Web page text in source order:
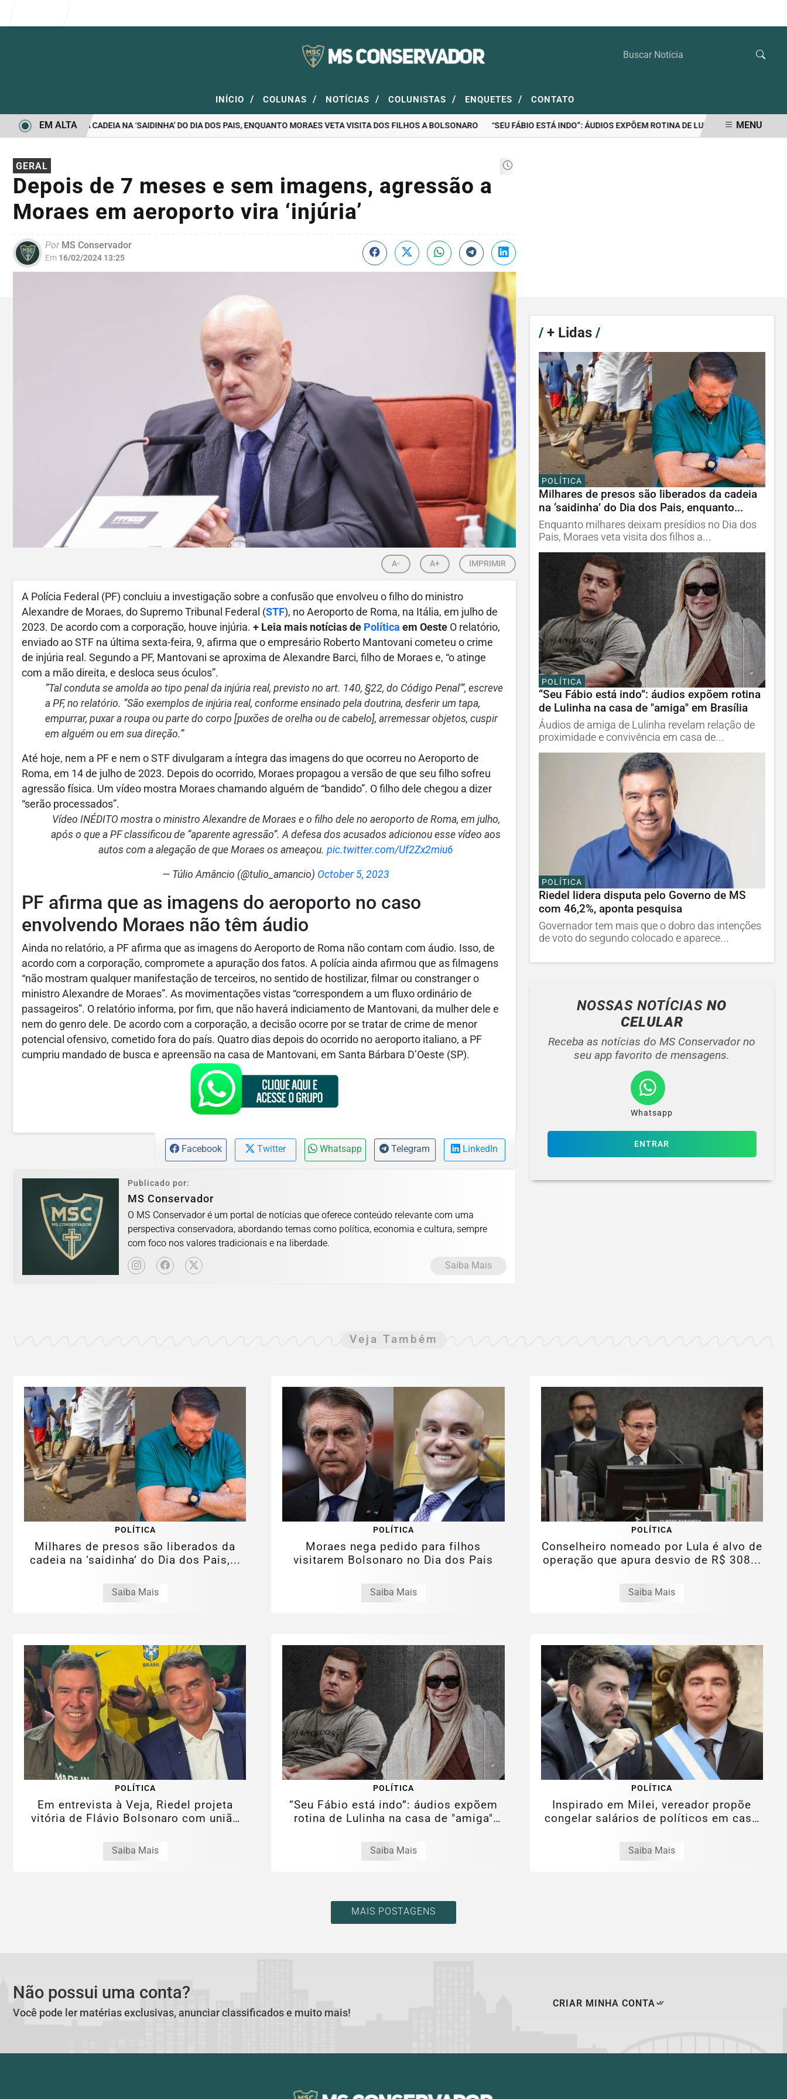
INÍCIO / COLUNAS / NOTÍCIAS / COLUNISTAS / ENQUETES / CONTATO
LIBERADOS DA CADEIA NA ‘SAIDINHA’ DO DIA DOS PAIS, ENQUANTO MORAES VETA VISITA DOS FILHOS A BOLSONARO “SEU FÁBIO ESTÁ INDO”: ÁUDIOS EXPÕEM ROTINA DE LULINHA NA CASA DE
EM ALTA MENU
GERAL
Depois de 7 meses e sem imagens, agressão a
Moraes em aeroporto vira ‘injúria’
PorMS Conservador
Em 16/02/2024 13:25
A- A+ IMPRIMIR
A Polícia Federal (PF) concluiu a investigação sobre a confusão que envolveu o filho do ministro
Alexandre de Moraes, do Supremo Tribunal Federal (STF), no Aeroporto de Roma, na Itália, em julho de
2023. De acordo com a corporação, houve injúria. + Leia mais notícias de Política em Oeste O relatório,
enviado ao STF na última sexta-feira, 9, afirma que o empresário Roberto Mantovani cometeu o crime
de injúria real. Segundo a PF, Mantovani se aproxima de Alexandre Barci, filho de Moraes e, “o atinge
com a mão direita, e desloca seus óculos”.
“Tal conduta se amolda ao tipo penal da injúria real, previsto no art. 140, §22, do Código Penal'”, escreve
a PF, no relatório. “São exemplos de injúria real, conforme ensinado pela doutrina, desferir um tapa,
empurrar, puxar a roupa ou parte do corpo [puxões de orelha ou de cabelo], arremessar objetos, cuspir
em alguém ou em sua direção.”
Até hoje, nem a PF e nem o STF divulgaram a íntegra das imagens do que ocorreu no Aeroporto de
Roma, em 14 de julho de 2023. Depois do ocorrido, Moraes propagou a versão de que seu filho sofreu
agressão física. Um vídeo mostra Moraes chamando alguém de “bandido”. O filho dele chegou a dizer
“serão processados”.
Vídeo INÉDITO mostra o ministro Alexandre de Moraes e o filho dele no aeroporto de Roma, em julho,
após o que a PF classificou de “aparente agressão”. A defesa dos acusados adicionou esse vídeo aos
autos com a alegação de que Moraes os ameaçou.pic.twitter.com/Uf2Zx2miu6
— Túlio Amâncio (@tulio_amancio) October 5, 2023
PF afirma que as imagens do aeroporto no caso
envolvendo Moraes não têm áudio
Ainda no relatório, a PF afirma que as imagens do Aeroporto de Roma não contam com áudio. Isso, de
acordo com a corporação, compromete a apuração dos fatos. A polícia ainda afirmou que as filmagens
“não mostram qualquer manifestação de terceiros, no sentido de hostilizar, filmar ou constranger o
ministro Alexandre de Moraes”. As movimentações vistas “correspondem a um fluxo ordinário de
passageiros”. O relatório informa, por fim, que não haverá indiciamento de Mantovani, da mulher dele e
nem do genro dele. De acordo com a corporação, a decisão ocorre por se tratar de crime de menor
potencial ofensivo, cometido fora do país. Quatro dias depois do ocorrido no aeroporto italiano, a PF
cumpriu mandado de busca e apreensão na casa de Mantovani, em Santa Bárbara D’Oeste (SP).
Facebook Twitter Whatsapp Telegram LinkedIn
Publicado por:
MS Conservador
O MS Conservador é um portal de notícias que oferece conteúdo relevante com uma
perspectiva conservadora, abordando temas como política, economia e cultura, sempre
com foco nos valores tradicionais e na liberdade.
Saiba Mais
/+ Lidas /
POLÍTICA
Milhares de presos são liberados da cadeia
na ‘saidinha’ do Dia dos Pais, enquanto...
Enquanto milhares deixam presídios no Dia dos
Pais, Moraes veta visita dos filhos a...
POLÍTICA
“Seu Fábio está indo”: áudios expõem rotina
de Lulinha na casa de "amiga" em Brasília
Áudios de amiga de Lulinha revelam relação de
proximidade e convivência em casa de...
POLÍTICA
Riedel lidera disputa pelo Governo de MS
com 46,2%, aponta pesquisa
Governador tem mais que o dobro das intenções
de voto do segundo colocado e aparece...
NOSSAS NOTÍCIASNO
CELULAR
Receba as notícias do MS Conservador no
seu app favorito de mensagens.
Whatsapp
ENTRAR
Veja Também
POLÍTICA
Milhares de presos são liberados da
cadeia na ‘saidinha’ do Dia dos Pais,...
Saiba Mais
POLÍTICA
Moraes nega pedido para filhos
visitarem Bolsonaro no Dia dos Pais
Saiba Mais
POLÍTICA
Conselheiro nomeado por Lula é alvo de
operação que apura desvio de R$ 308...
Saiba Mais
POLÍTICA
Em entrevista à Veja, Riedel projeta
vitória de Flávio Bolsonaro com união
Saiba Mais
POLÍTICA
“Seu Fábio está indo”: áudios expõem
rotina de Lulinha na casa de "amiga"
Saiba Mais
POLÍTICA
Inspirado em Milei, vereador propõe
congelar salários de políticos em caso
Saiba Mais
MAIS POSTAGENS
Não possui uma conta?
Você pode ler matérias exclusivas, anunciar classificados e muito mais!
CRIAR MINHA CONTA